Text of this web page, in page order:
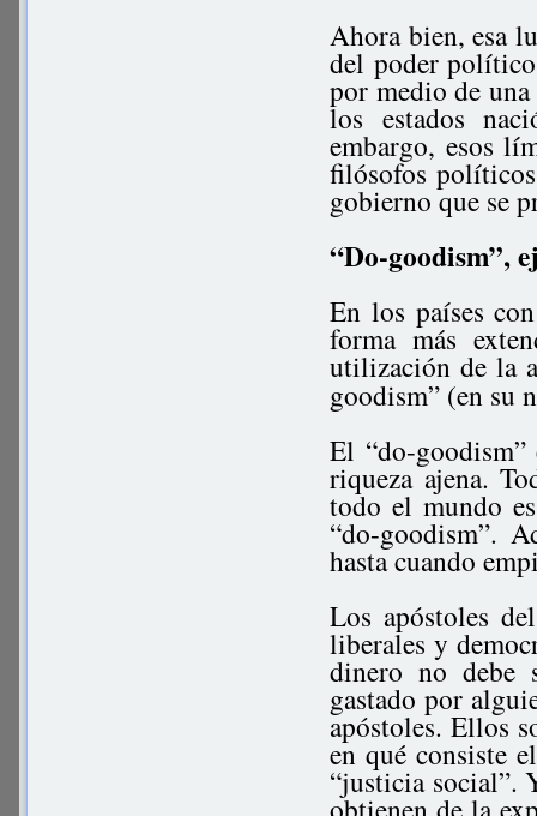
Ahora bien, esa
del poder
por medio de una
los estados
embargo, esos
filósofos
gobierno que se
“Do-goodism”,
En los países
forma más
utilización de la
goodism” (en su
El “do-
riqueza ajena.
todo el mundo
“do-goodism”.
hasta cuando
Los apóstoles
liberales y
dinero no debe
gastado por
apóstoles. Ellos
en qué consiste
“justicia social”.